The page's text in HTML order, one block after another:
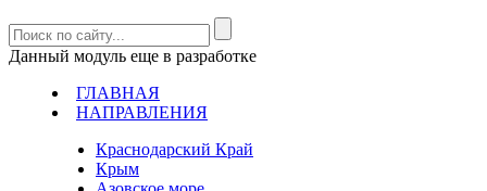
Данный модуль еще в разработке
ГЛАВНАЯ
НАПРАВЛЕНИЯ
Краснодарский Край
Крым